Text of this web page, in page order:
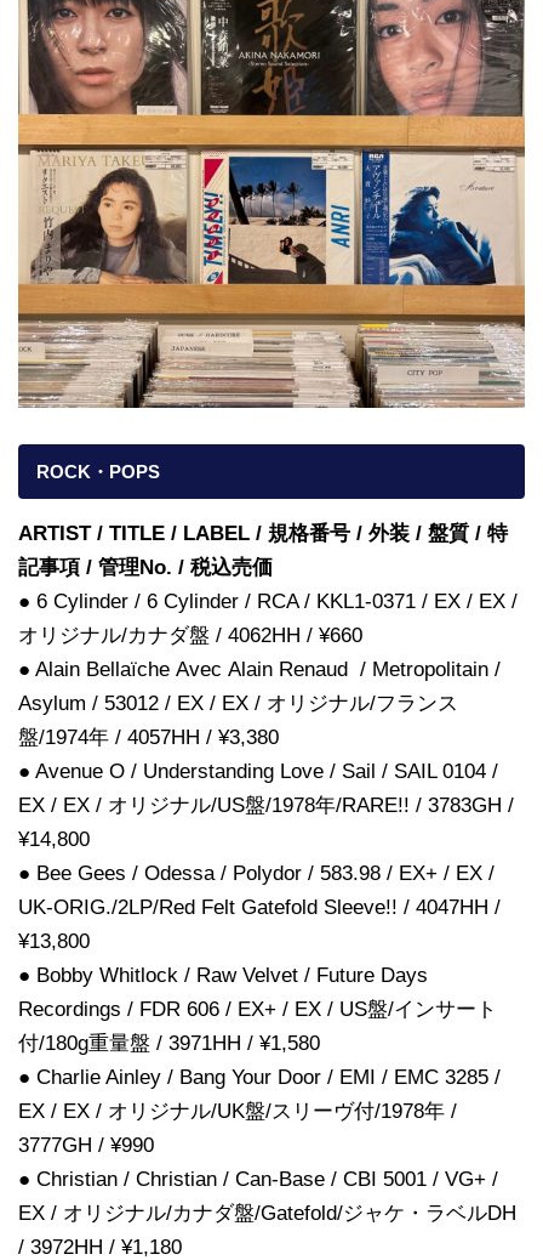
ROCK・POPS
ARTIST / TITLE / LABEL / 規格番号 / 外装 / 盤質 / 特
記事項 / 管理No. / 税込売価
● 6 Cylinder / 6 Cylinder / RCA / KKL1-0371 / EX / EX /
オリジナル/カナダ盤 / 4062HH / ¥660
● Alain Bellaïche Avec Alain Renaud / Metropolitain /
Asylum / 53012 / EX / EX / オリジナル/フランス
盤/1974年 / 4057HH / ¥3,380
● Avenue O / Understanding Love / Sail / SAIL 0104 /
EX / EX / オリジナル/US盤/1978年/RARE!! / 3783GH /
¥14,800
● Bee Gees / Odessa / Polydor / 583.98 / EX+ / EX /
UK-ORIG./2LP/Red Felt Gatefold Sleeve!! / 4047HH /
¥13,800
● Bobby Whitlock / Raw Velvet / Future Days
Recordings / FDR 606 / EX+ / EX / US盤/インサート
付/180g重量盤 / 3971HH / ¥1,580
● Charlie Ainley / Bang Your Door / EMI / EMC 3285 /
EX / EX / オリジナル/UK盤/スリーヴ付/1978年 /
3777GH / ¥990
● Christian / Christian / Can-Base / CBI 5001 / VG+ /
EX / オリジナル/カナダ盤/Gatefold/ジャケ・ラベルDH
/ 3972HH / ¥1,180